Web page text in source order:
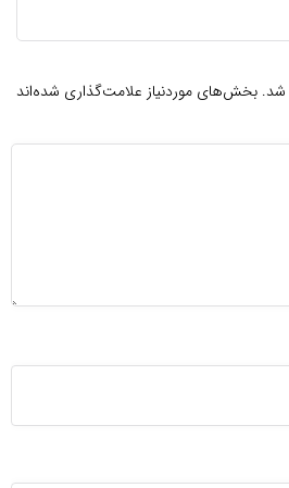
شد. بخش‌های موردنیاز علامت‌گذاری شده‌اند